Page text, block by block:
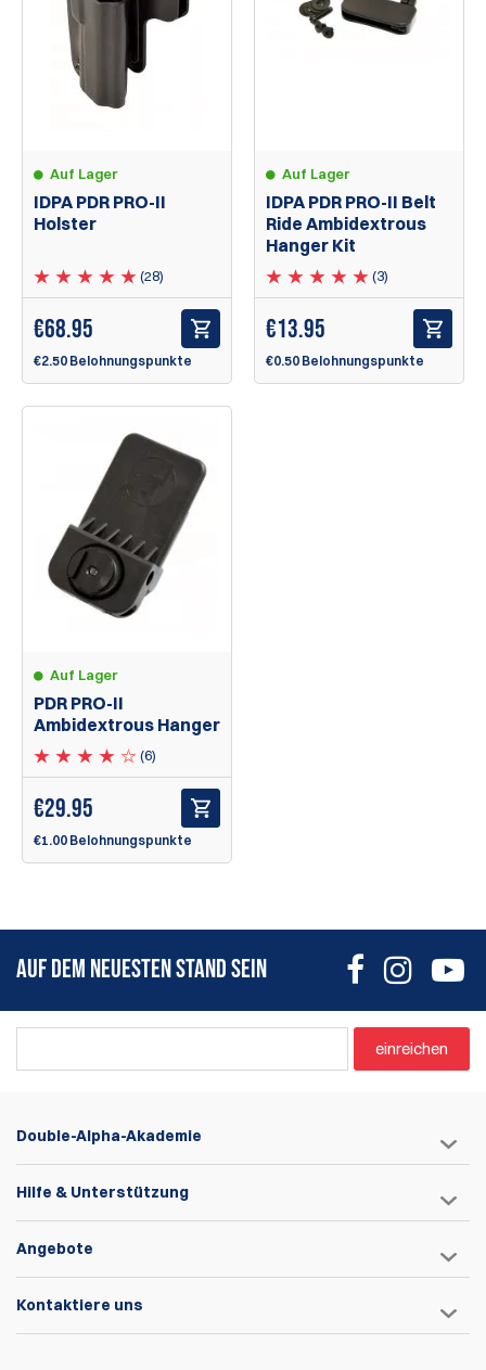
Auf Lager
IDPA PDR PRO-II
Holster
(28)
€68.95
€2.50 Belohnungspunkte
Auf Lager
IDPA PDR PRO-II Belt
Ride Ambidextrous
Hanger Kit
(3)
€13.95
€0.50 Belohnungspunkte
Auf Lager
PDR PRO-II
Ambidextrous Hanger
(6)
€29.95
€1.00 Belohnungspunkte
AUF DEM NEUESTEN STAND SEIN
einreichen
Double-Alpha-Akademie
Hilfe & Unterstützung
Angebote
Kontaktiere uns